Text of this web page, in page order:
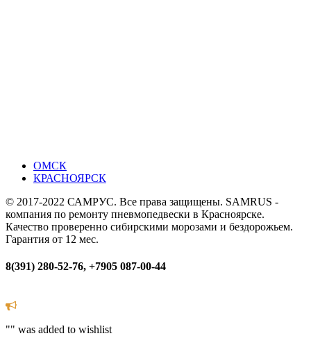
ОМСК
КРАСНОЯРСК
© 2017-2022 САМРУС. Все права защищены. SAMRUS -
компания по ремонту пневмопедвески в Красноярске.
Качество проверенно сибирскими морозами и бездорожьем.
Гарантия от 12 мес.
8(391) 280-52-76, +7905 087-00-44
"" was added to wishlist